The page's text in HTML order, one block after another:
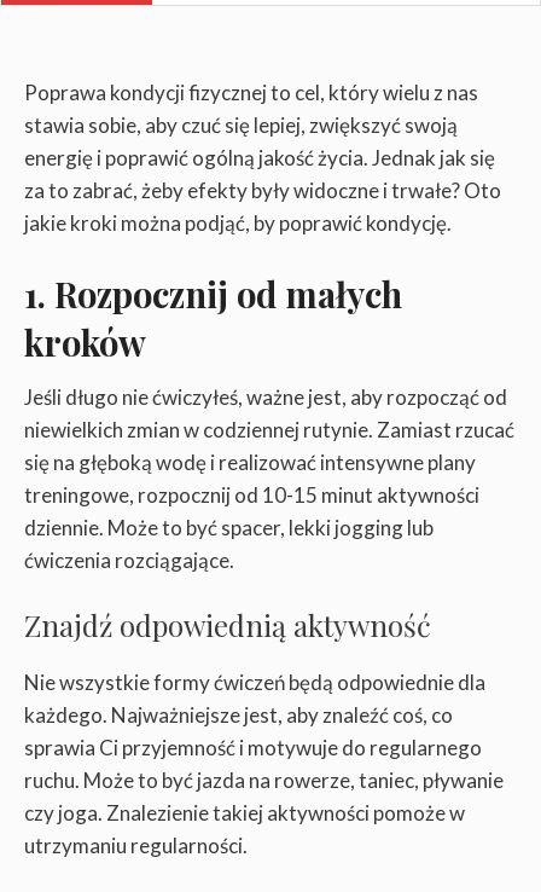
Poprawa kondycji fizycznej to cel, który wielu z nas
stawia sobie, aby czuć się lepiej, zwiększyć swoją
energię i poprawić ogólną jakość życia. Jednak jak się
za to zabrać, żeby efekty były widoczne i trwałe? Oto
jakie kroki można podjąć, by poprawić kondycję.
1. Rozpocznij od małych
kroków
Jeśli długo nie ćwiczyłeś, ważne jest, aby rozpocząć od
niewielkich zmian w codziennej rutynie. Zamiast rzucać
się na głęboką wodę i realizować intensywne plany
treningowe, rozpocznij od 10-15 minut aktywności
dziennie. Może to być spacer, lekki jogging lub
ćwiczenia rozciągające.
Znajdź odpowiednią aktywność
Nie wszystkie formy ćwiczeń będą odpowiednie dla
każdego. Najważniejsze jest, aby znaleźć coś, co
sprawia Ci przyjemność i motywuje do regularnego
ruchu. Może to być jazda na rowerze, taniec, pływanie
czy joga. Znalezienie takiej aktywności pomoże w
utrzymaniu regularności.